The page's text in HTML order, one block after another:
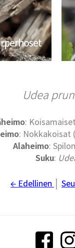
Udea
:
: Nokkakoisat
Alaheimo:
Suku:
← Edellinen